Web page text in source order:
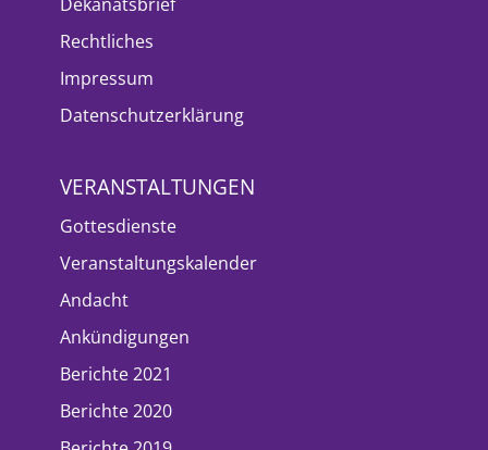
Rechtliches
Impressum
Datenschutzerklärung
VERANSTALTUNGEN
Gottesdienste
Veranstaltungskalender
Andacht
Ankündigungen
Berichte 2021
Berichte 2020